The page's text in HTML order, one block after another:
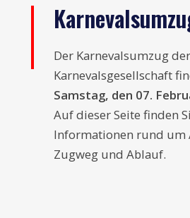
Der Karnevalsumzug
Karnevalsgesellschaft
Samstag, den 07.
Auf dieser Seite finden
Informationen rund um
Zugweg und Ablauf.